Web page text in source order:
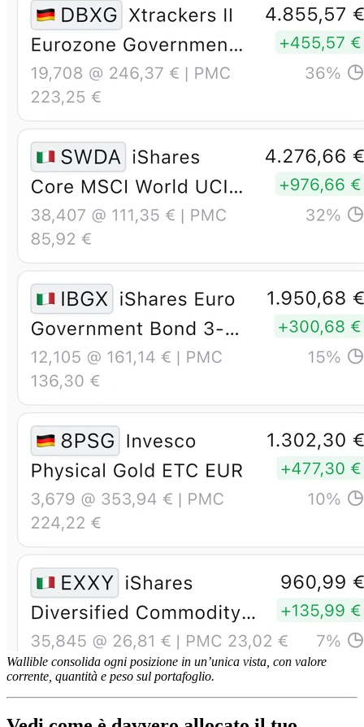
Wallible consolida ogni posizione in un’unica vista, con valore
corrente, quantità e peso sul portafoglio.